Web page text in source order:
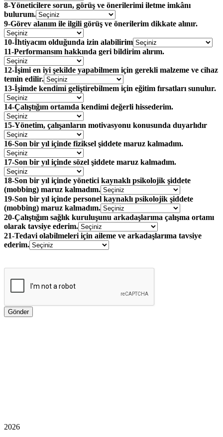
8-Yöneticilere sorun, görüş ve önerilerimi iletme imkânı
bulurum.
9-Görev alanım ile ilgili görüş ve önerilerim dikkate alınır.
10-İhtiyacım olduğunda izin alabilirim
11-Performansım hakkında geri bildirim alırım.
12-İşimi en iyi şekilde yapabilmem için gerekli malzeme ve cihaz
temin edilir.
13-İşimde kendimi geliştirebilmem için eğitim fırsatları sunulur.
14-Çalıştığım ortamda kendimi değerli hissederim.
15-Yönetim, çalışanların motivasyonu konusunda duyarlıdır
16-Son bir yıl içinde fiziksel şiddete maruz kalmadım.
17-Son bir yıl içinde sözel şiddete maruz kalmadım.
18-Son bir yıl içinde yönetici kaynaklı psikolojik şiddete
(mobbing) maruz kalmadım.
19-Son bir yıl içinde personel kaynaklı psikolojik şiddete
(mobbing) maruz kalmadım.
20-Çalıştığım sağlık kuruluşunu arkadaşlarıma çalışma ortamı
olarak tavsiye ederim.
21-Tedavi olabilmeleri için aileme ve arkadaşlarıma tavsiye
ederim.
2026